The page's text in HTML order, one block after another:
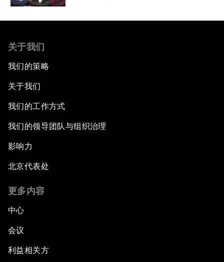
关于我们
我们的策略
关于我们
我们的工作方式
我们的领导团队与组织治理
影响力
北京代表处
更多内容
中心
会议
利益相关方